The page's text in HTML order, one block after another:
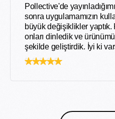
Pollective'de
sonra uygulamamızın
büyük değişiklikler
onları dinledik ve
şekilde geliştirdik. İyi ki